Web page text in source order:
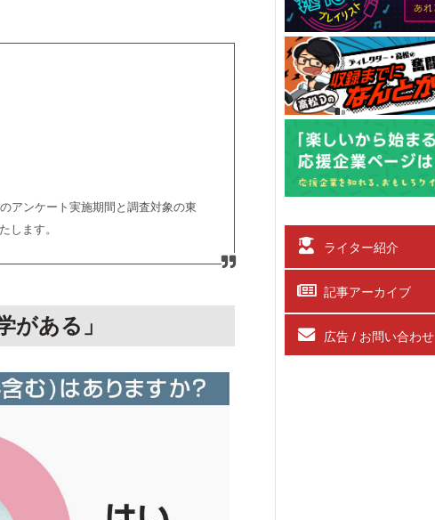
アンケート実施期間と調査対象の東
します。
がある」
ライター紹介
記事アーカイブ
広告 / お問い合わせ